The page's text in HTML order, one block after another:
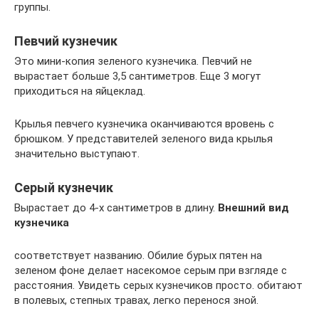
группы.
Певчий кузнечик
Это мини-копия зеленого кузнечика. Певчий не
вырастает больше 3,5 сантиметров. Еще 3 могут
приходиться на яйцеклад.
Крылья певчего кузнечика оканчиваются вровень с
брюшком. У представителей зеленого вида крылья
значительно выступают.
Серый кузнечик
Вырастает до 4-х сантиметров в длину. Внешний вид
кузнечика
соответствует названию. Обилие бурых пятен на
зеленом фоне делает насекомое серым при взгляде с
расстояния. Увидеть серых кузнечиков просто. обитают
в полевых, степных травах, легко перенося зной.